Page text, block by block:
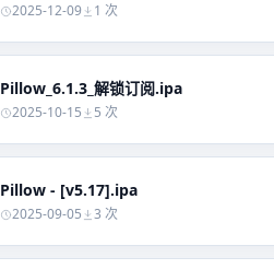
2025-12-09 1 次
Pillow_6.1.3_解锁订阅.ipa
2025-10-15 5 次
Pillow - [v5.17].ipa
2025-09-05 3 次